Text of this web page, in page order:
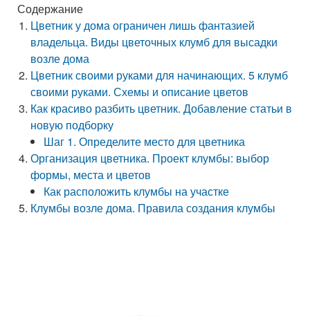
Содержание
Цветник у дома ограничен лишь фантазией
владельца. Виды цветочных клумб для высадки
возле дома
Цветник своими руками для начинающих. 5 клумб
своими руками. Схемы и описание цветов
Как красиво разбить цветник. Добавление статьи в
новую подборку
Шаг 1. Определите место для цветника
Организация цветника. Проект клумбы: выбор
формы, места и цветов
Как расположить клумбы на участке
Клумбы возле дома. Правила создания клумбы